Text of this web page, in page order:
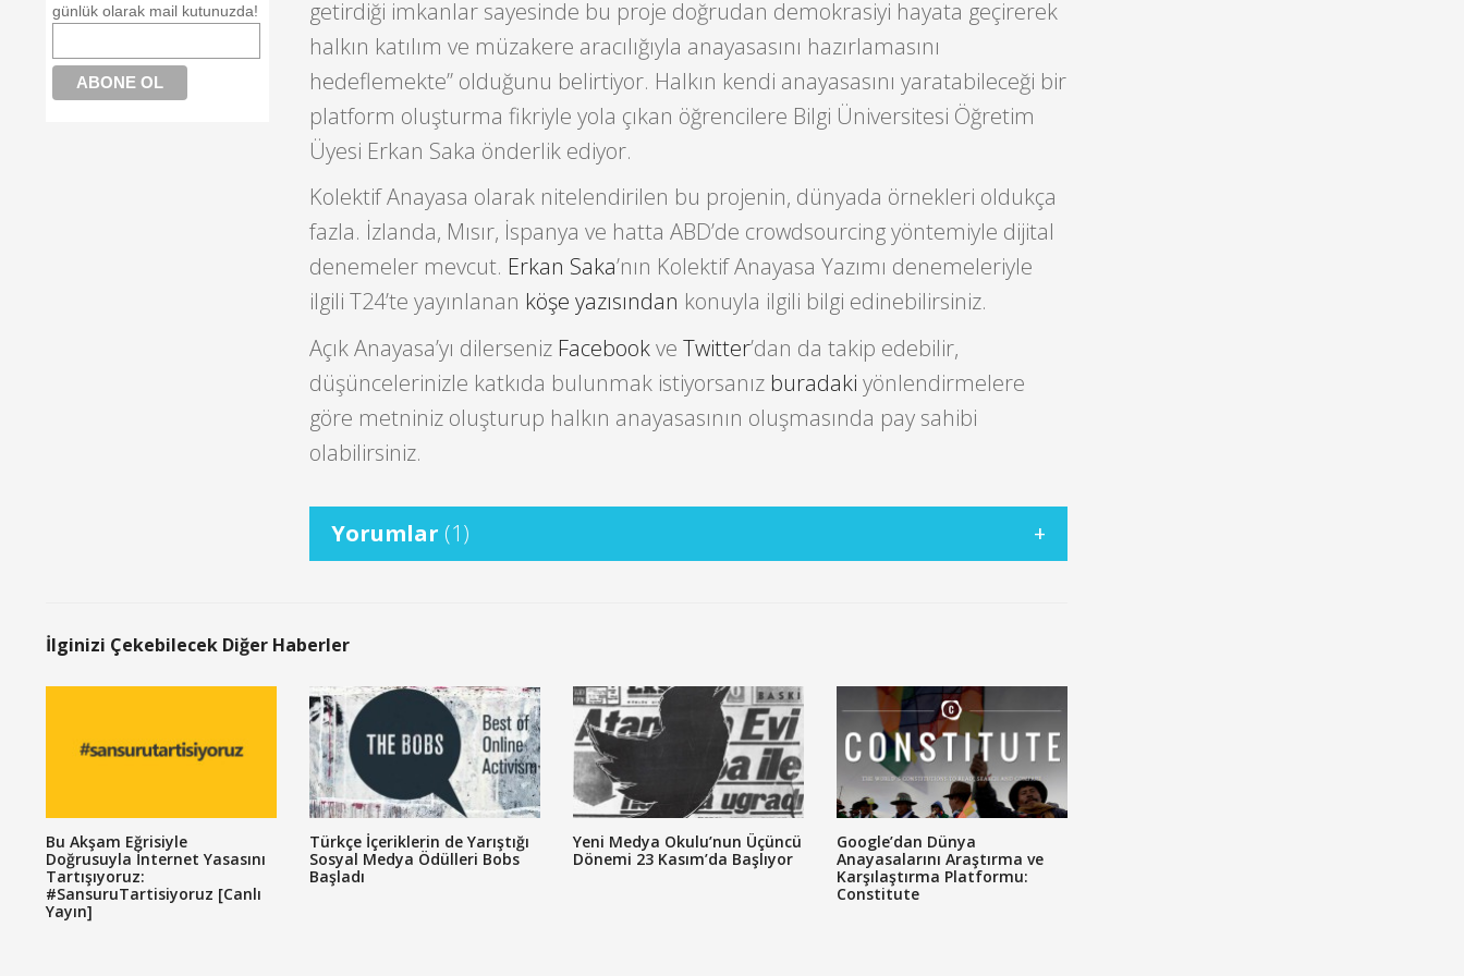
günlük olarak mail kutunuzda!
getirdiği imkanlar sayesinde bu proje doğrudan demokrasiyi hayata geçirerek
halkın katılım ve müzakere aracılığıyla anayasasını hazırlamasını
hedeflemekte” olduğunu belirtiyor. Halkın kendi anayasasını yaratabileceği bir
platform oluşturma fikriyle yola çıkan öğrencilere Bilgi Üniversitesi Öğretim
Üyesi Erkan Saka önderlik ediyor.
Kolektif Anayasa olarak nitelendirilen bu projenin, dünyada örnekleri oldukça
fazla. İzlanda, Mısır, İspanya ve hatta ABD’de crowdsourcing yöntemiyle dijital
denemeler mevcut. Erkan Saka’nın Kolektif Anayasa Yazımı denemeleriyle
ilgili T24’te yayınlanan köşe yazısından konuyla ilgili bilgi edinebilirsiniz.
Açık Anayasa’yı dilerseniz Facebookve Twitter’dan da takip edebilir,
düşüncelerinizle katkıda bulunmak istiyorsanız buradaki yönlendirmelere
göre metniniz oluşturup halkın anayasasının oluşmasında pay sahibi
olabilirsiniz.
Yorumlar (1)
İlginizi Çekebilecek Diğer Haberler
Bu Akşam Eğrisiyle
Doğrusuyla İnternet Yasasını
Tartışıyoruz:
#SansuruTartisiyoruz [Canlı
Yayın]
Türkçe İçeriklerin de Yarıştığı
Sosyal Medya Ödülleri Bobs
Başladı
Yeni Medya Okulu’nun Üçüncü
Dönemi 23 Kasım’da Başlıyor
Google’dan Dünya
Anayasalarını Araştırma ve
Karşılaştırma Platformu:
Constitute